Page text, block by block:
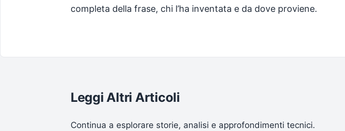
completa della frase, chi l’ha inventata e da dove proviene.
Leggi Altri Articoli
Continua a esplorare storie, analisi e approfondimenti tecnici.